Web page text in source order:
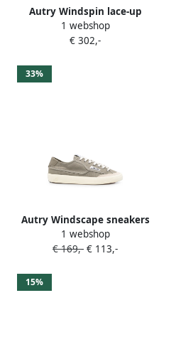
Autry Windspin lace-up
sneakers Groen
1 webshop
€ 302,-
33%
Autry Windscape sneakers
met logopatch Groen
1 webshop
€ 169,- € 113,-
15%